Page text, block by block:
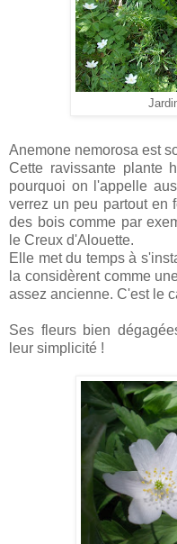
Anemone nemorosa est
Cette ravissante plante
pourquoi on l'appelle
verrez un peu partout en
des bois comme par
le Creux d'Alouette.
Elle met du temps à
la considèrent comme
assez ancienne. C'est le
Ses fleurs bien
leur simplicité !